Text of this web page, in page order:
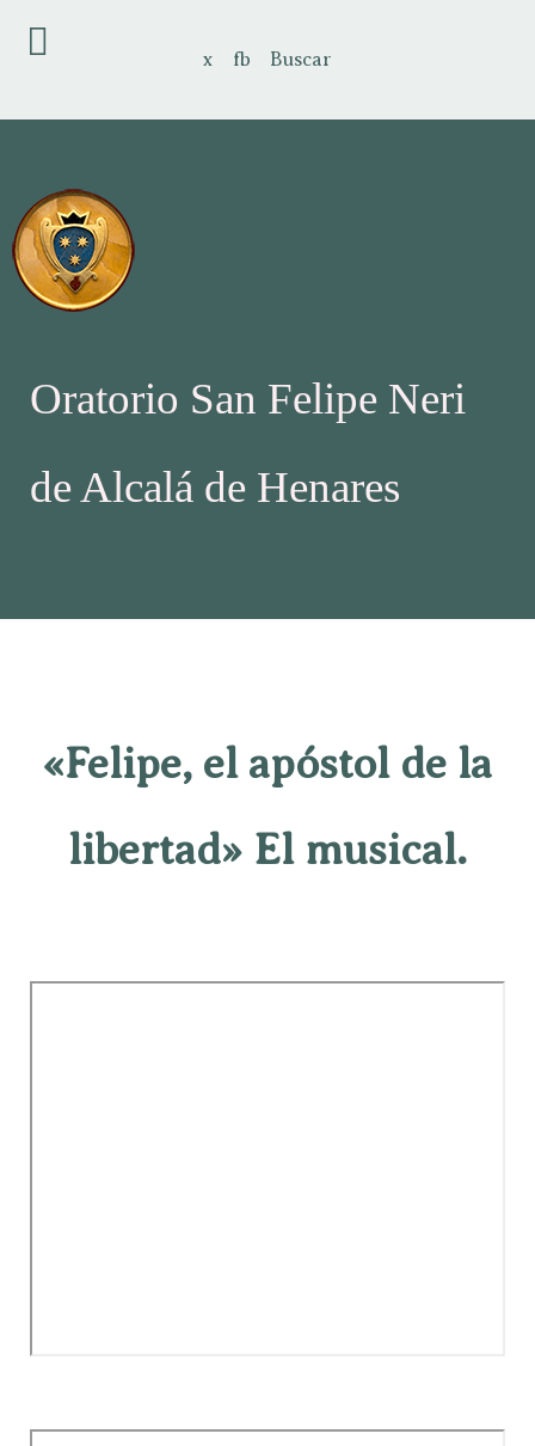
x fb Buscar
Oratorio San Felipe Neri
de Alcalá de Henares
«Felipe, el apóstol de la
libertad» El musical.